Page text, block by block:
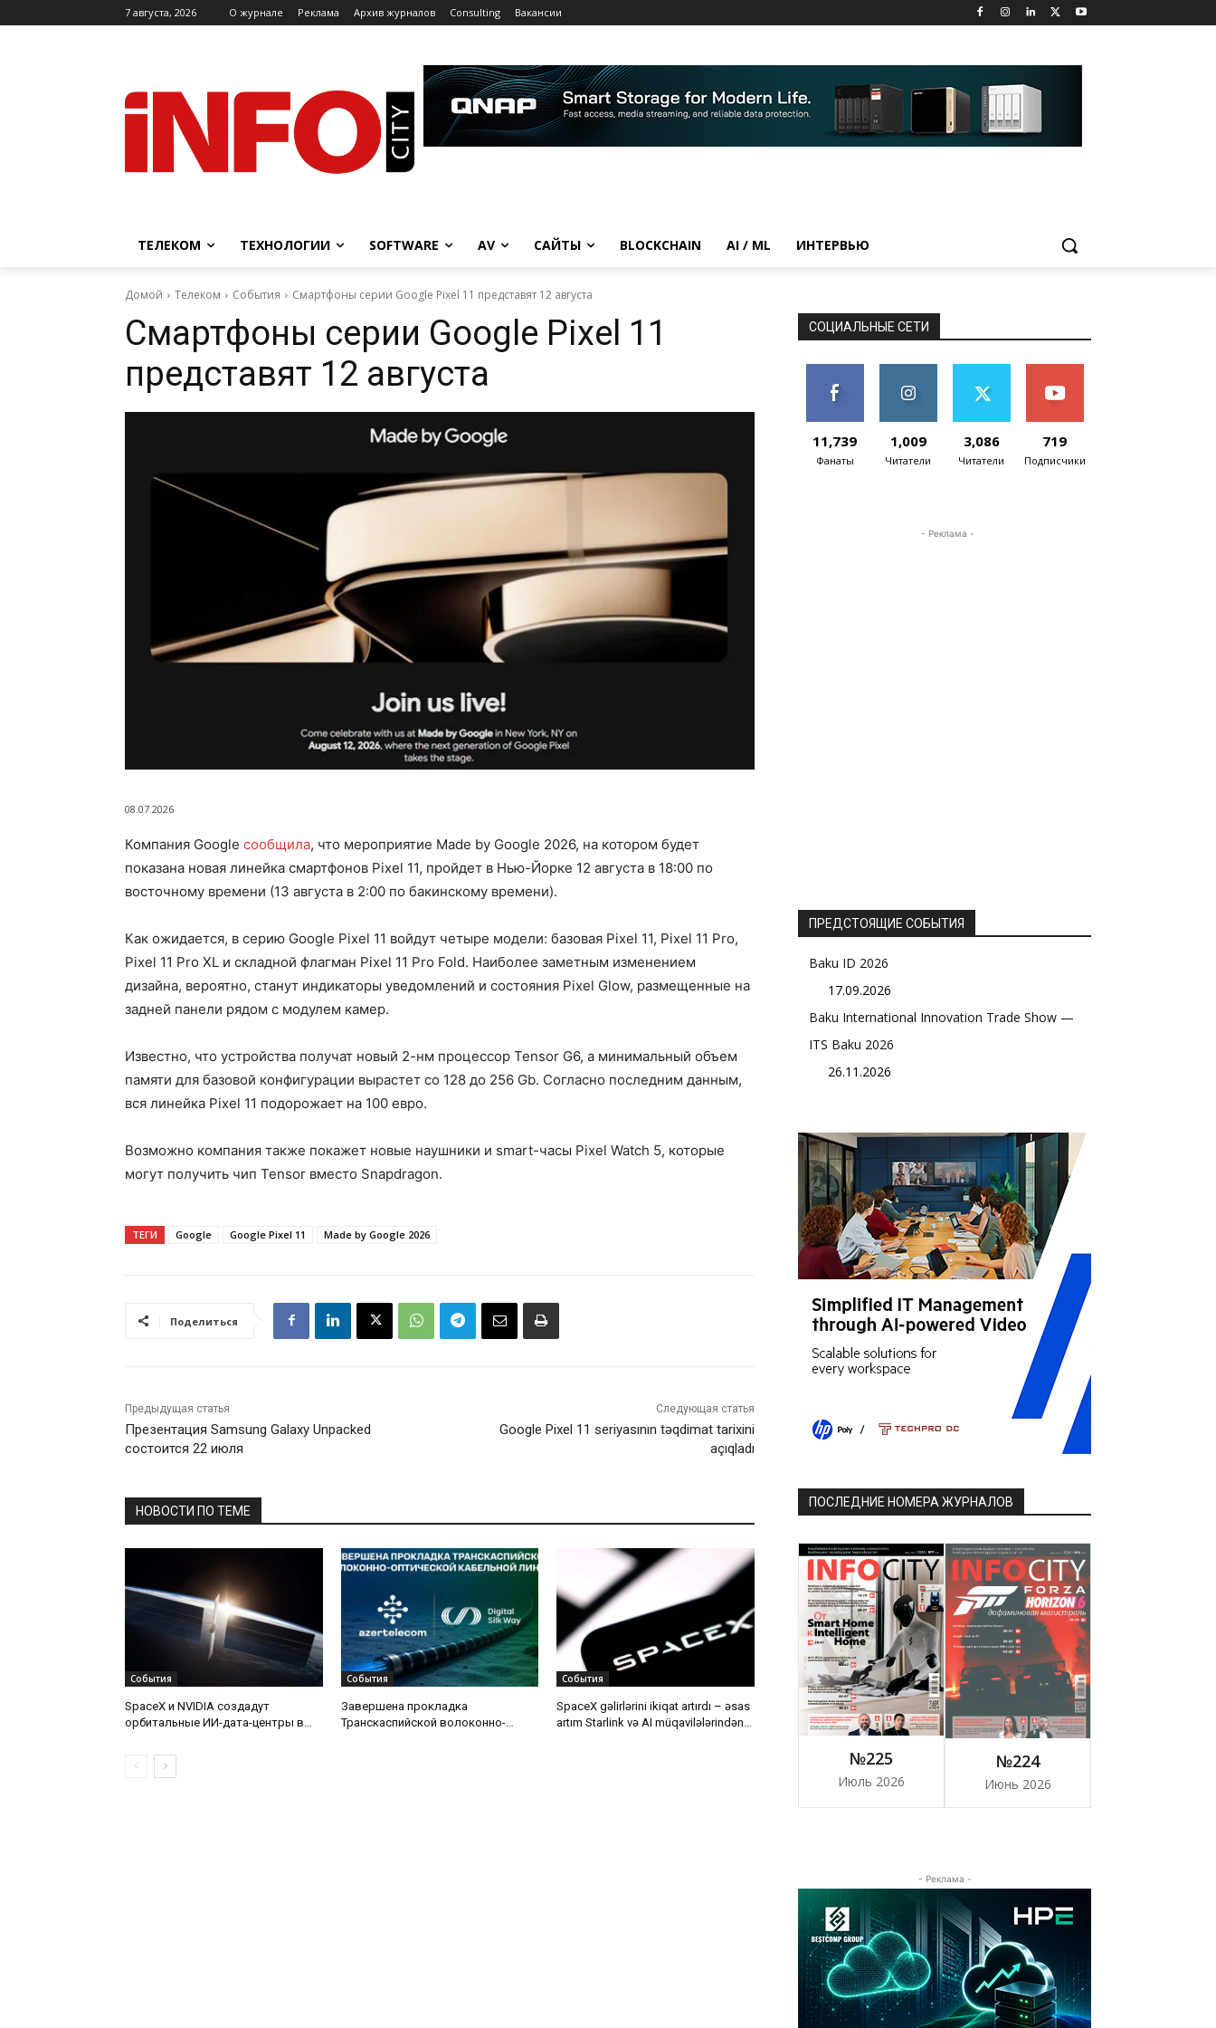
7 августа, 2026 O журнале Реклама Архив журналов Consulting Вакансии
ТЕЛЕКОМ ТЕХНОЛОГИИ SOFTWARE AV САЙТЫ BLOCKCHAIN AI / ML ИНТЕРВЬЮ
Домой Телеком События Смартфоны серии Google Pixel 11 представят 12 августа
Смартфоны серии Google Pixel 11
представят 12 августа
08.07.2026
Компания Google сообщила, что мероприятие Made by Google 2026, на котором будет
показана новая линейка смартфонов Pixel 11, пройдет в Нью-Йорке 12 августа в 18:00 по
восточному времени (13 августа в 2:00 по бакинскому времени).
Как ожидается, в серию Google Pixel 11 войдут четыре модели: базовая Pixel 11, Pixel 11 Pro,
Pixel 11 Pro XL и складной флагман Pixel 11 Pro Fold. Наиболее заметным изменением
дизайна, вероятно, станут индикаторы уведомлений и состояния Pixel Glow, размещенные на
задней панели рядом с модулем камер.
Известно, что устройства получат новый 2-нм процессор Tensor G6, а минимальный объем
памяти для базовой конфигурации вырастет со 128 до 256 Gb. Согласно последним данным,
вся линейка Pixel 11 подорожает на 100 евро.
Возможно компания также покажет новые наушники и smart-часы Pixel Watch 5, которые
могут получить чип Tensor вместо Snapdragon.
ТЕГИ Google Google Pixel 11 Made by Google 2026
Поделиться
Предыдущая статья
Презентация Samsung Galaxy Unpacked
состоится 22 июля
Следующая статья
Google Pixel 11 seriyasının təqdimat tarixini
açıqladı
НОВОСТИ ПО ТЕМЕ
События
SpaceX и NVIDIA создадут
орбитальные ИИ-дата-центры в
События
Завершена прокладка
Транскаспийской волоконно-
События
SpaceX gəlirlərini ikiqat artırdı – əsas
artım Starlink və AI müqavilələrindən
СОЦИАЛЬНЫЕ СЕТИ
11,739
Фанаты
1,009
Читатели
3,086
Читатели
719
Подписчики
- Реклама -
ПРЕДСТОЯЩИЕ СОБЫТИЯ
Baku ID 2026
17.09.2026
Baku International Innovation Trade Show —
ITS Baku 2026
26.11.2026
ПОСЛЕДНИЕ НОМЕРА ЖУРНАЛОВ
№225
Июль 2026
№224
Июнь 2026
- Реклама -